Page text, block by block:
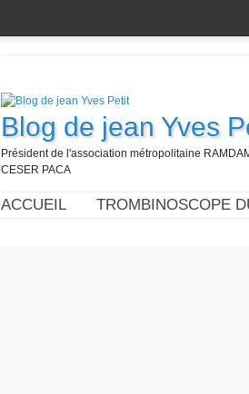
Blog de jean Yves
Président de l'association métropolitaine
CESER PACA
ACCUEIL TROMBINOSCOPE